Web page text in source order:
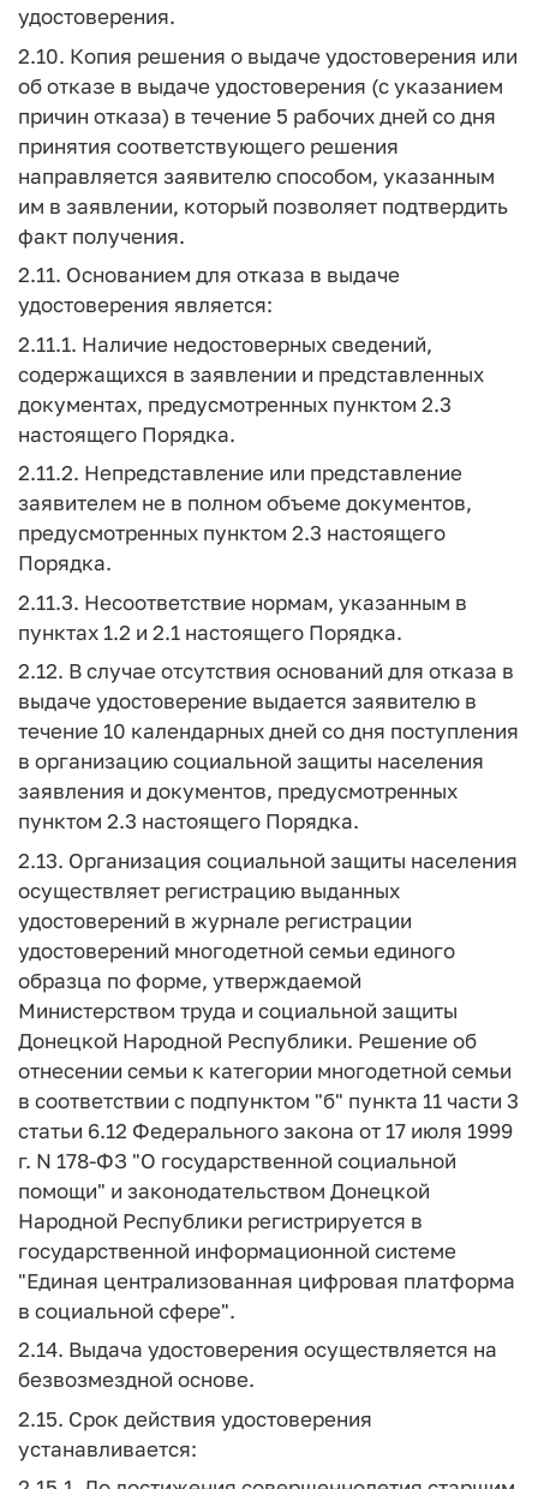
удостоверения.
2.10. Копия решения о выдаче удостоверения или
об отказе в выдаче удостоверения (с указанием
причин отказа) в течение 5 рабочих дней со дня
принятия соответствующего решения
направляется заявителю способом, указанным
им в заявлении, который позволяет подтвердить
факт получения.
2.11. Основанием для отказа в выдаче
удостоверения является:
2.11.1. Наличие недостоверных сведений,
содержащихся в заявлении и представленных
документах, предусмотренных пунктом 2.3
настоящего Порядка.
2.11.2. Непредставление или представление
заявителем не в полном объеме документов,
предусмотренных пунктом 2.3 настоящего
Порядка.
2.11.3. Несоответствие нормам, указанным в
пунктах 1.2 и 2.1 настоящего Порядка.
2.12. В случае отсутствия оснований для отказа в
выдаче удостоверение выдается заявителю в
течение 10 календарных дней со дня поступления
в организацию социальной защиты населения
заявления и документов, предусмотренных
пунктом 2.3 настоящего Порядка.
2.13. Организация социальной защиты населения
осуществляет регистрацию выданных
удостоверений в журнале регистрации
удостоверений многодетной семьи единого
образца по форме, утверждаемой
Министерством труда и социальной защиты
Донецкой Народной Республики. Решение об
отнесении семьи к категории многодетной семьи
в соответствии с подпунктом "б" пункта 11 части 3
статьи 6.12 Федерального закона от 17 июля 1999
г. N 178-ФЗ "О государственной социальной
помощи" и законодательством Донецкой
Народной Республики регистрируется в
государственной информационной системе
"Единая централизованная цифровая платформа
в социальной сфере".
2.14. Выдача удостоверения осуществляется на
безвозмездной основе.
2.15. Срок действия удостоверения
устанавливается: